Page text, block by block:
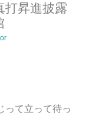
打昇進披露
って立って待っ